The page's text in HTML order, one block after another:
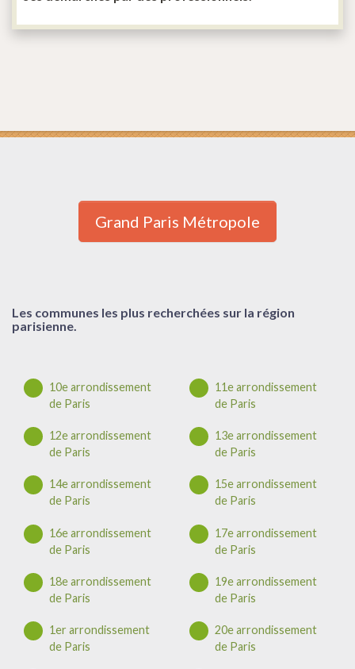
Grand Paris Métropole
Les communes les plus recherchées sur la région
parisienne.
10e arrondissement
de Paris
11e arrondissement
de Paris
12e arrondissement
de Paris
13e arrondissement
de Paris
14e arrondissement
de Paris
15e arrondissement
de Paris
16e arrondissement
de Paris
17e arrondissement
de Paris
18e arrondissement
de Paris
19e arrondissement
de Paris
1er arrondissement
de Paris
20e arrondissement
de Paris